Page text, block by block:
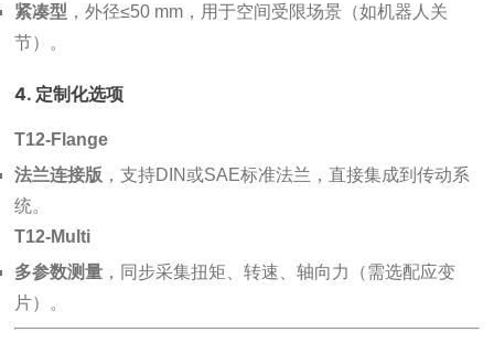
紧凑型 ，外径≤50 mm，用于空间受限场景（如机器人关
节）。
4. 定制化选项
T12-Flange
法兰连接版 ，支持DIN或SAE标准法兰，直接集成到传动系
统。
T12-Multi
多参数测量 ，同步采集扭矩、转速、轴向力（需选配应变
片）。